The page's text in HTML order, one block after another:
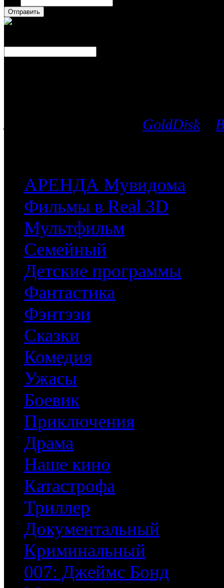
GoldDiskи
АРЕНДА Мувидома
Фильмы в Real 3D
Мультфильм
Семейный
Детские программы
Фантастика
Фэнтэзи
Сказки
Комедия
Ужасы
Боевик
Приключения
Драма
Наше кино
Катастрофа
Триллер
Документальный
Криминальный
007: Джеймс Бонд